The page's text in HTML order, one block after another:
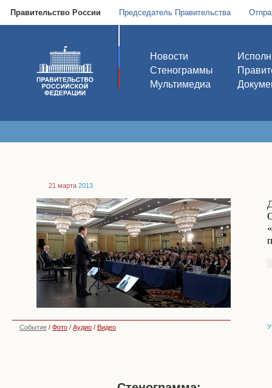
Правительство России Председатель Правительства
Новости
Стенограммы
Мультимедиа
21 марта 2013
Событие / Фото / Аудио / Видео